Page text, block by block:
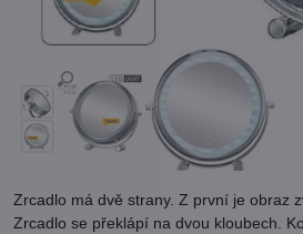
Zrcadlo má dvě strany. Z první je obraz
Zrcadlo se překlápí na dvou kloubech.